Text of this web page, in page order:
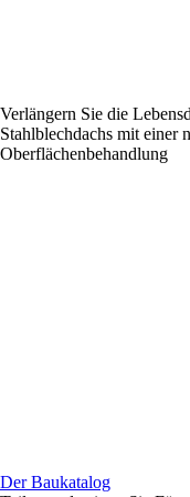
Verlängern Sie die
Stahlblechdachs mit einer
Oberflächenbehandlung
Der Baukatalog